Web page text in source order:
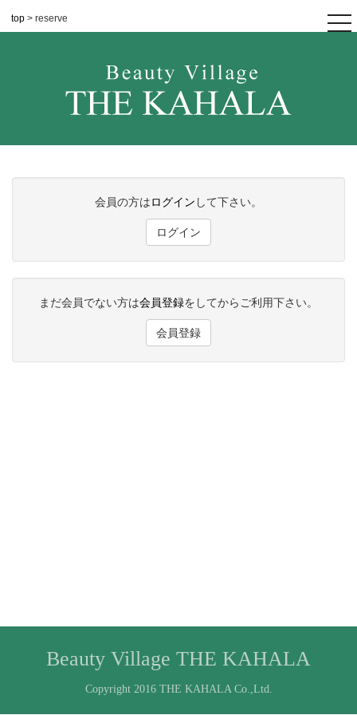
top > reserve
会員の方はログイン して下さい。
ログイン
まだ会員でない方は会員登録をしてからご利用下さい。
会員登録
Beauty Village THE KAHALA
Copyright 2016 THE KAHALA Co.,Ltd.